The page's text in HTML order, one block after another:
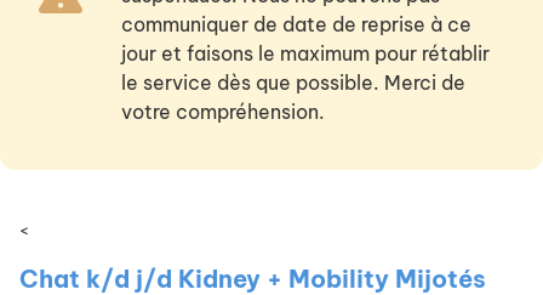
communiquer de date de reprise à ce
jour et faisons le maximum pour rétablir
le service dès que possible. Merci de
votre compréhension.
<
Chat k/d j/d Kidney + Mobility Mijotés